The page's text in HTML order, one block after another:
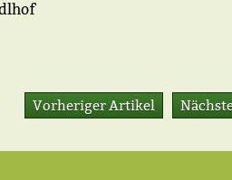
Vorheriger Artikel